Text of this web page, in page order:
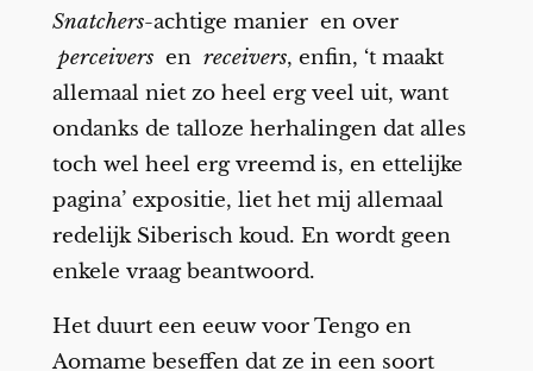
Snatchers-achtige manier en over
perceiversen receivers, enfin, ‘t maakt
allemaal niet zo heel erg veel uit, want
ondanks de talloze herhalingen dat alles
toch wel heel erg vreemd is, en ettelijke
pagina’ expositie, liet het mij allemaal
redelijk Siberisch koud. En wordt geen
enkele vraag beantwoord.
Het duurt een eeuw voor Tengo en
Aomame beseffen dat ze in een soort